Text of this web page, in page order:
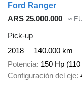
Ford Ranger
ARS 25.000.000
≈
Pick-up
2018
140.000 km
Potencia 150 Hp
Configuración del eje